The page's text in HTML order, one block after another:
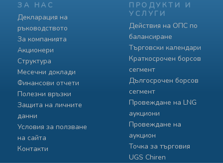
ЗА НАС
Декларация на
ръководството
За компанията
Акционери
Структура
Месечни доклади
Финансови отчети
Полезни връзки
Защита на личните
данни
Условия за ползване
на сайта
Контакти
ПРОДУКТИ И
УСЛУГИ
Действия на ОПС по
балансиране
Търговски календари
Краткосрочен борсов
сегмент
Дългосрочен борсов
сегмент
Провеждане на LNG
аукциони
Провеждане на
аукцион
Точка за търговия
UGS Chiren